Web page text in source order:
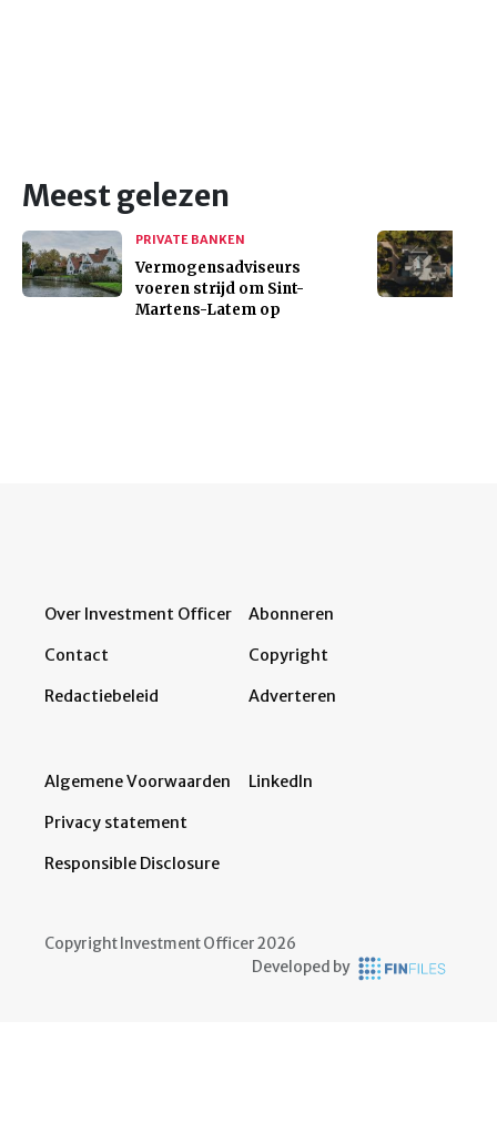
Meest gelezen
PRIVATE BANKEN
Vermogensadviseurs
voeren strijd om Sint-
Martens-Latem op
Over Investment Officer
Contact
Redactiebeleid
Abonneren
Copyright
Adverteren
Algemene Voorwaarden
Privacy statement
Responsible Disclosure
LinkedIn
Copyright Investment Officer 2026
Developed by